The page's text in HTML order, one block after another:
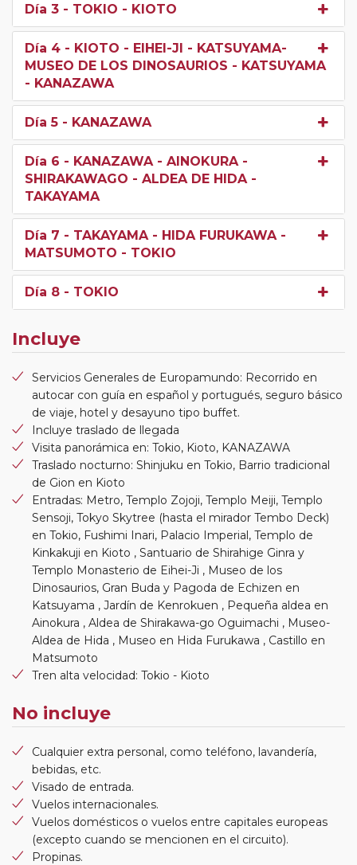
Día 3 - TOKIO - KIOTO
Día 4 - KIOTO - EIHEI-JI - KATSUYAMA-
MUSEO DE LOS DINOSAURIOS - KATSUYAMA
- KANAZAWA
Día 5 - KANAZAWA
Día 6 - KANAZAWA - AINOKURA -
SHIRAKAWAGO - ALDEA DE HIDA -
TAKAYAMA
Día 7 - TAKAYAMA - HIDA FURUKAWA -
MATSUMOTO - TOKIO
Día 8 - TOKIO
Incluye
Servicios Generales de Europamundo: Recorrido en
autocar con guía en español y portugués, seguro básico
de viaje, hotel y desayuno tipo buffet.
Incluye traslado de llegada
Visita panorámica en: Tokio, Kioto, KANAZAWA
Traslado nocturno: Shinjuku en Tokio, Barrio tradicional
de Gion en Kioto
Entradas: Metro, Templo Zojoji, Templo Meiji, Templo
Sensoji, Tokyo Skytree (hasta el mirador Tembo Deck)
en Tokio, Fushimi Inari, Palacio Imperial, Templo de
Kinkakuji en Kioto , Santuario de Shirahige Ginra y
Templo Monasterio de Eihei-Ji , Museo de los
Dinosaurios, Gran Buda y Pagoda de Echizen en
Katsuyama , Jardín de Kenrokuen , Pequeña aldea en
Ainokura , Aldea de Shirakawa-go Oguimachi , Museo-
Aldea de Hida , Museo en Hida Furukawa , Castillo en
Matsumoto
Tren alta velocidad: Tokio - Kioto
No incluye
Cualquier extra personal, como teléfono, lavandería,
bebidas, etc.
Visado de entrada.
Vuelos internacionales.
Vuelos domésticos o vuelos entre capitales europeas
(excepto cuando se mencionen en el circuito).
Propinas.